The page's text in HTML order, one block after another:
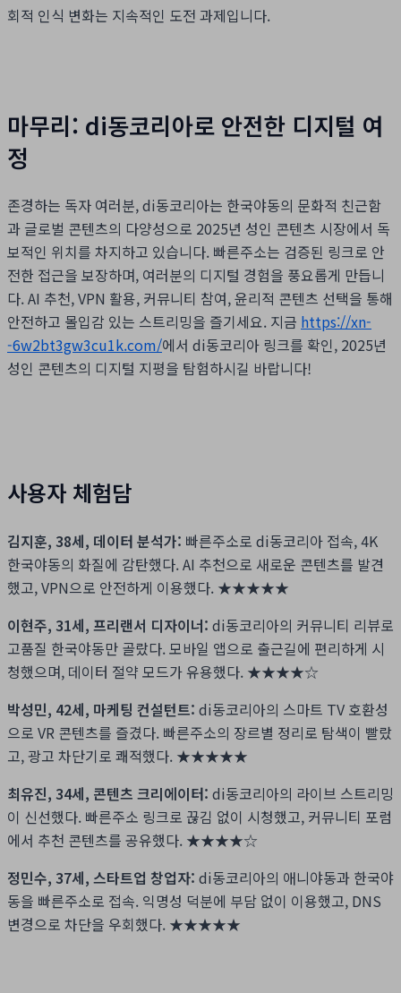
회적 인식 변화는 지속적인 도전 과제입니다.
마무리: di동코리아로 안전한 디지털 여
정
존경하는 독자 여러분, di동코리아는 한국야동의 문화적 친근함
과 글로벌 콘텐츠의 다양성으로 2025년 성인 콘텐츠 시장에서 독
보적인 위치를 차지하고 있습니다. 빠른주소는 검증된 링크로 안
전한 접근을 보장하며, 여러분의 디지털 경험을 풍요롭게 만듭니
다. AI 추천, VPN 활용, 커뮤니티 참여, 윤리적 콘텐츠 선택을 통해
안전하고 몰입감 있는 스트리밍을 즐기세요. 지금 https://xn-
-6w2bt3gw3cu1k.com/에서 di동코리아 링크를 확인, 2025년
성인 콘텐츠의 디지털 지평을 탐험하시길 바랍니다!
사용자 체험담
김지훈, 38세, 데이터 분석가: 빠른주소로 di동코리아 접속, 4K
한국야동의 화질에 감탄했다. AI 추천으로 새로운 콘텐츠를 발견
했고, VPN으로 안전하게 이용했다. ★★★★★
이현주, 31세, 프리랜서 디자이너: di동코리아의 커뮤니티 리뷰로
고품질 한국야동만 골랐다. 모바일 앱으로 출근길에 편리하게 시
청했으며, 데이터 절약 모드가 유용했다. ★★★★☆
박성민, 42세, 마케팅 컨설턴트: di동코리아의 스마트 TV 호환성
으로 VR 콘텐츠를 즐겼다. 빠른주소의 장르별 정리로 탐색이 빨랐
고, 광고 차단기로 쾌적했다. ★★★★★
최유진, 34세, 콘텐츠 크리에이터: di동코리아의 라이브 스트리밍
이 신선했다. 빠른주소 링크로 끊김 없이 시청했고, 커뮤니티 포럼
에서 추천 콘텐츠를 공유했다. ★★★★☆
정민수, 37세, 스타트업 창업자: di동코리아의 애니야동과 한국야
동을 빠른주소로 접속. 익명성 덕분에 부담 없이 이용했고, DNS
변경으로 차단을 우회했다. ★★★★★